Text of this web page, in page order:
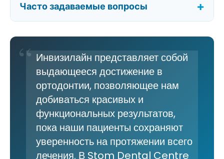
Часто задаваемые вопросы
Инвизилайн представляет собой
выдающееся достижение в
ортодонтии, позволяющее нам
добиваться красивых и
функциональных результатов,
пока наши пациенты сохраняют
уверенность на протяжении всего
лечения. В Stom Dental Centre